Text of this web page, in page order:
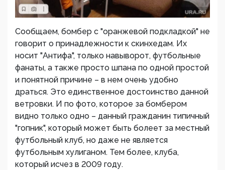
Сообщаем, бомбер с "оранжевой подкладкой" не
говорит о принадлежности к скинхедам. Их
носит "Антифа", только навыворот, футбольные
фанаты, а также просто шпана по одной простой
и понятной причине – в нем очень удобно
драться. Это единственное достоинство данной
ветровки. И по фото, которое за бомбером
видно только одно – данный гражданин типичный
"гопник", который может быть болеет за местный
футбольный клуб, но даже не является
футбольным хулиганом. Тем более, клуба,
который исчез в 2009 году.